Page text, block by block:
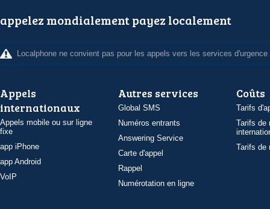
appelez mondialement payez localement
Localphone ne convient pas pour les appels vers les services d'urgence
Appels
internationaux
Appels mobile ou sur ligne
fixe
app iPhone
app Android
VoIP
Autres services
Global SMS
Numéros entrants
Answering Service
Carte d'appel
Rappel
Numérotation en ligne
Coûts
Tarifs
Tarifs de
Tarifs de